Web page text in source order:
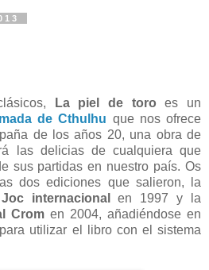
La piel de toro es un
de Cthulhu que nos ofrece
de los años 20, una obra de
las delicias de cualquiera que
sus partidas en nuestro país. Os
dos ediciones que salieron, la
Joc internacional
en 1997 y la
Crom en 2004, añadiéndose en
utilizar el libro con el sistema